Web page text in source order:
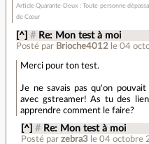
Article Quarante-Deux : Toute personne
de Cœur
[^] # Re: Mon test à moi
Posté par Brioche4012 le 04
Merci pour ton test.
Je ne savais pas qu'on
avec gstreamer! As tu des
apprendre comment le faire?
[^] # Re: Mon test à moi
Posté par zebra3 le 04 octobre